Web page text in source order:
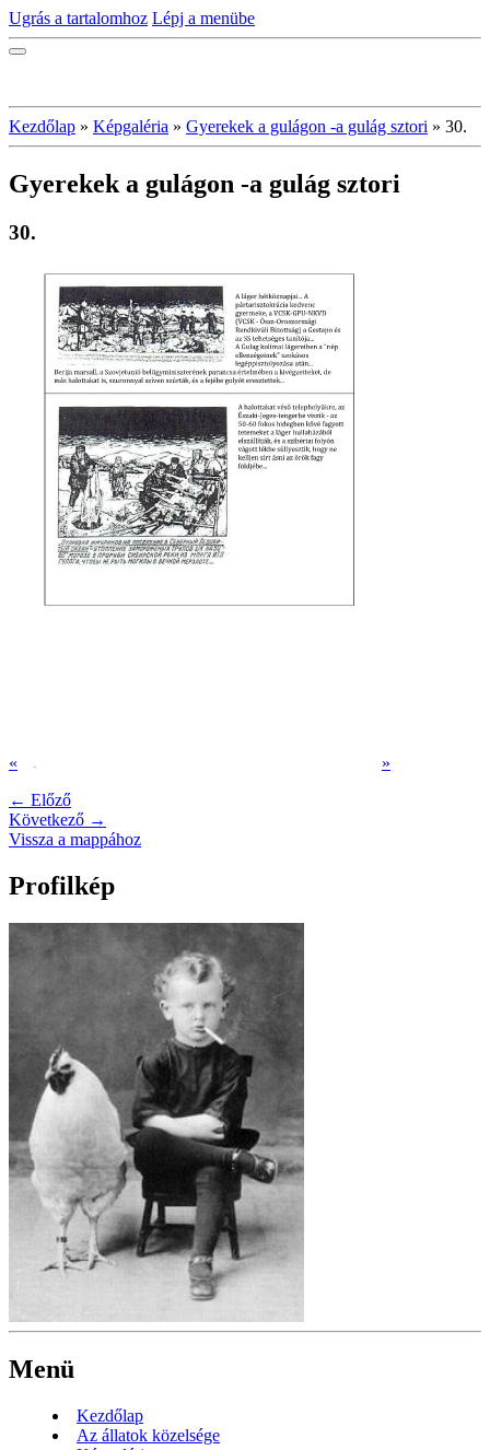
Ugrás a tartalomhoz Lépj a menübe
Kezdőlap » Képgaléria » Gyerekek a gulágon -a gulág sztori » 30.
Gyerekek a gulágon -a gulág sztori
30.
«
»
← Előző
Következő →
Vissza a mappához
Profilkép
Menü
Kezdőlap
Az állatok közelsége